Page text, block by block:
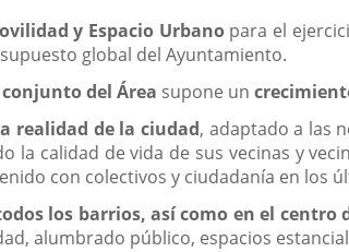
y Espacio Urbanopara el
global del Ayuntamiento.
del Área supone un
realidad de la ciudad, adaptado a las
la calidad de vida de sus vecinas y
con colectivos y ciudadanía en los
los barrios, así como en el centro
alumbrado público, espacios